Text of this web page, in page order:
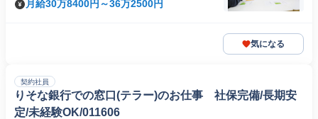
月給30万8400円～36万2500円
気になる
契約社員
りそな銀行での窓口(テラー)のお仕事 社保完備/長期安
定/未経験OK/011606